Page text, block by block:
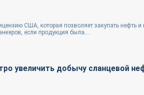
США, которая позволяет закупать нефть и
если продукция была...
увеличить добычу сланцевой